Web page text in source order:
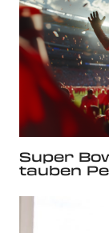
Super
tauben